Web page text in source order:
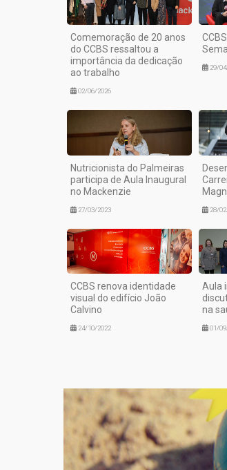
Comemoração de 20 anos
do CCBS ressaltou a
importância da dedicação
ao trabalho
02/06/2026
29/
Nutricionista do Palmeiras
participa de Aula Inaugural
no Mackenzie
27/03/2023 28/
CCBS renova identidade
visual do edifício João
Calvino
24/10/2022
Aula
na
01/